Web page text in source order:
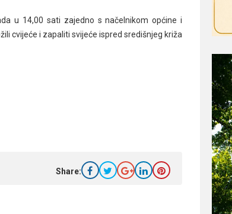
u 14,00 sati zajedno s načelnikom općine i
cvijeće i zapaliti svijeće ispred središnjeg križa
Share: